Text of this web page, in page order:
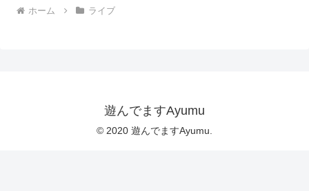
ホーム ライブ
遊んでますAyumu
© 2020 遊んでますAyumu.